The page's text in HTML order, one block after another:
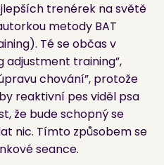
trenérek na světě
metody BAT
Té se občas v
adjustment training”,
chování”, protože
reaktivní pes viděl psa
že bude schopný se
nic. Tímto způsobem se
seance.